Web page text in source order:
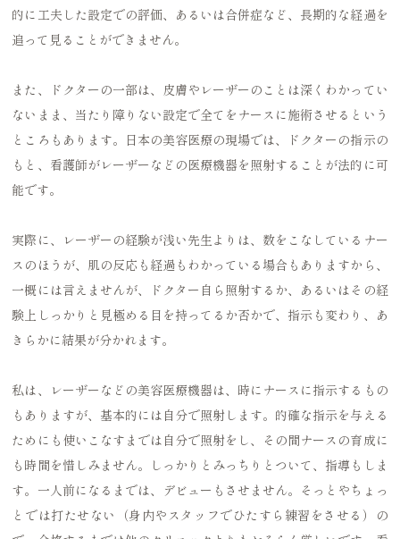
的に工夫した設定での評価、あるいは合併症など、長期的な経過を
追って見ることができません。
また、ドクターの一部は、皮膚やレーザーのことは深くわかってい
ないまま、当たり障りない設定で全てをナースに施術させるという
ところもあります。日本の美容医療の現場では、ドクターの指示の
もと、看護師がレーザーなどの医療機器を照射することが法的に可
能です。
実際に、レーザーの経験が浅い先生よりは、数をこなしているナー
スのほうが、肌の反応も経過もわかっている場合もありますから、
一概には言えませんが、ドクター自ら照射するか、あるいはその経
験上しっかりと見極める目を持ってるか否かで、指示も変わり、あ
きらかに結果が分かれます。
私は、レーザーなどの美容医療機器は、時にナースに指示するもの
もありますが、基本的には自分で照射します。的確な指示を与える
ためにも使いこなすまでは自分で照射をし、その間ナースの育成に
も時間を惜しみません。しっかりとみっちりとついて、指導もしま
す。一人前になるまでは、デビューもさせません。そっとやちょっ
とでは打たせない（身内やスタッフでひたすら練習をさせる）の